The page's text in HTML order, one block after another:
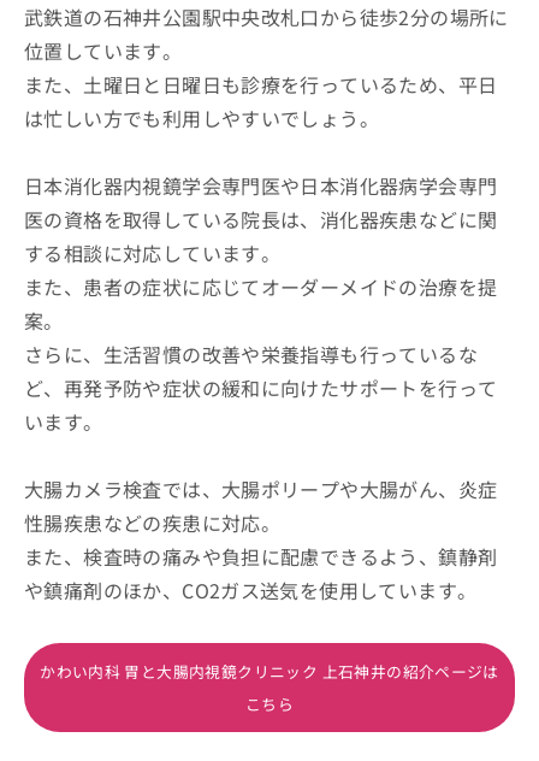
武鉄道の石神井公園駅中央改札口から徒歩2分の場所に
位置しています。
また、土曜日と日曜日も診療を行っているため、平日
は忙しい方でも利用しやすいでしょう。
日本消化器内視鏡学会専門医や日本消化器病学会専門
医の資格を取得している院長は、消化器疾患などに関
する相談に対応しています。
また、患者の症状に応じてオーダーメイドの治療を提
案。
さらに、生活習慣の改善や栄養指導も行っているな
ど、再発予防や症状の緩和に向けたサポートを行って
います。
大腸カメラ検査では、大腸ポリープや大腸がん、炎症
性腸疾患などの疾患に対応。
また、検査時の痛みや負担に配慮できるよう、鎮静剤
や鎮痛剤のほか、CO2ガス送気を使用しています。
かわい内科 胃と大腸内視鏡クリニック 上石神井の紹介ページは
こちら